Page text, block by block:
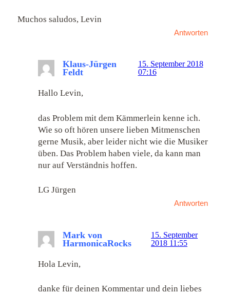
Muchos saludos, Levin
Antworten
Klaus-Jürgen
Feldt
15. September 2018
07:16
Hallo Levin,
das Problem mit dem Kämmerlein kenne ich.
Wie so oft hören unsere lieben Mitmenschen
gerne Musik, aber leider nicht wie die Musiker
üben. Das Problem haben viele, da kann man
nur auf Verständnis hoffen.
LG Jürgen
Antworten
Mark von
HarmonicaRocks
15. September
2018 11:55
Hola Levin,
danke für deinen Kommentar und dein liebes